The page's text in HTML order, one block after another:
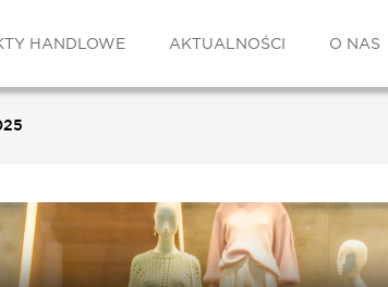
HANDLOWE AKTUALNOŚCI O NAS